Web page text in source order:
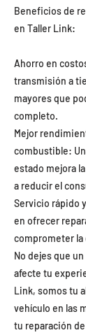
Beneficios de
en Taller Link:
Ahorro en
transmisión a
mayores que
completo.
Mejor
combustible:
estado mejora
a reducir el
Servicio rápido
en ofrecer
comprometer la
No dejes que
afecte tu
Link, somos tu
vehículo en las
tu reparación